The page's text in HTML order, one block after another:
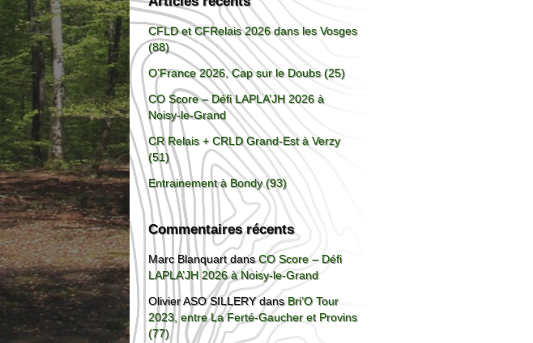
CFLD et CFRelais 2026 dans les Vosges
(88)
O’France 2026, Cap sur le Doubs (25)
CO Score – Défi LAPLA’JH 2026 à
Noisy-le-Grand
CR Relais + CRLD Grand-Est à Verzy
(51)
Entrainement à Bondy (93)
Commentaires récents
Marc BlanquartdansCO Score – Défi
LAPLA’JH 2026 à Noisy-le-Grand
Olivier ASO SILLERYdansBri’O Tour
2023, entre La Ferté-Gaucher et Provins
(77)